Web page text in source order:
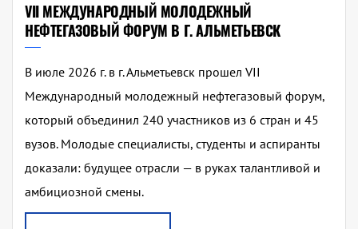
VII МЕЖДУНАРОДНЫЙ МОЛОДЕЖНЫЙ
НЕФТЕГАЗОВЫЙ ФОРУМ В Г. АЛЬМЕТЬЕВСК
В июле 2026 г. в г. Альметьевск прошел VII
Международный молодежный нефтегазовый форум,
который объединил 240 участников из 6 стран и 45
вузов. Молодые специалисты, студенты и аспиранты
доказали: будущее отрасли — в руках талантливой и
амбициозной смены.